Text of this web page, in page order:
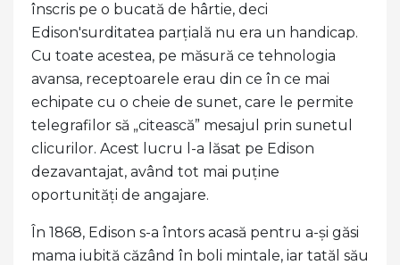
înscris pe o bucată de hârtie, deci
Edison'surditatea parțială nu era un handicap.
Cu toate acestea, pe măsură ce tehnologia
avansa, receptoarele erau din ce în ce mai
echipate cu o cheie de sunet, care le permite
telegrafilor să „citească” mesajul prin sunetul
clicurilor. Acest lucru l-a lăsat pe Edison
dezavantajat, având tot mai puține
oportunități de angajare.
În 1868, Edison s-a întors acasă pentru a-și găsi
mama iubită căzând în boli mintale, iar tatăl său